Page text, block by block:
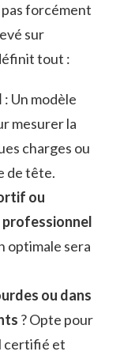
pas forcément
sur
tout :
: Un modèle
mesurer la
charges ou
de tête.
ou
optimale sera
ou dans
? Opte pour
certifié et